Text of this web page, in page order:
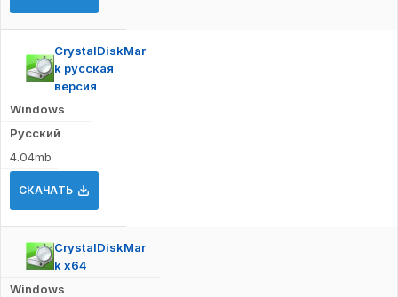
CrystalDiskMar
k русская
версия
Windows
Русский
4.04mb
СКАЧАТЬ
CrystalDiskMar
k x64
Windows